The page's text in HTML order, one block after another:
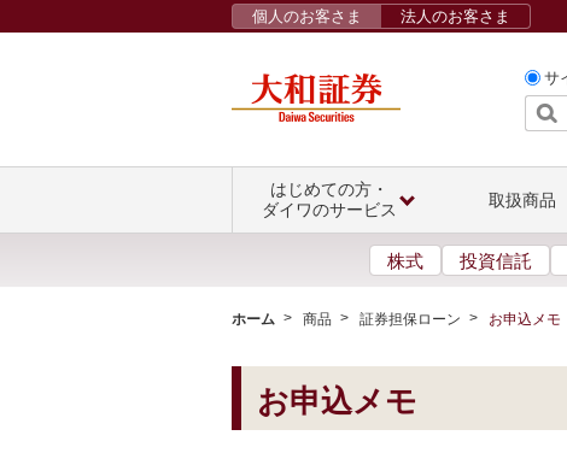
サ
個人のお客さま 法人のお客さま
はじめての方・
ダイワのサービス
取扱商品
株式 投資信託
ホーム 商品 証券担保ローン お申込メモ
お申込メモ